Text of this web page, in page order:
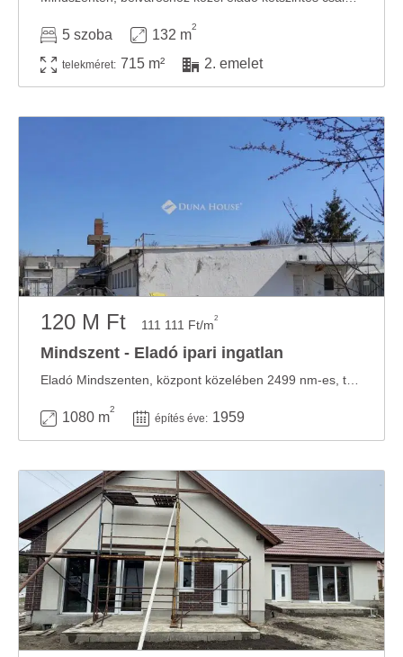
5 szoba 132 m
2
telekméret: 715 m² 2. emelet
120 M Ft 111 111 Ft/m2
Mindszent - Eladó ipari ingatlan
1080 m
2
építés éve: 1959